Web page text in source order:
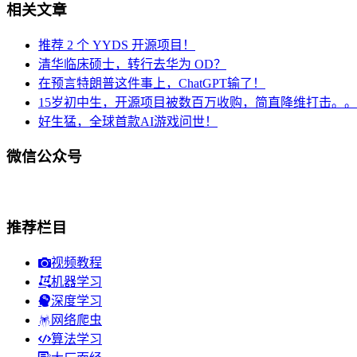
相关文章
推荐 2 个 YYDS 开源项目！
清华临床硕士，转行去华为 OD？
在预言特朗普这件事上，ChatGPT输了！
15岁初中生，开源项目被数百万收购，简直降维打击。
好生猛，全球首款AI游戏问世！
微信公众号
推荐栏目
视频教程
机器学习
深度学习
网络爬虫
算法学习